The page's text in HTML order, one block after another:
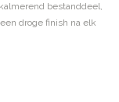
bestanddeel,
droge finish na elk
dagcrème, zonder het